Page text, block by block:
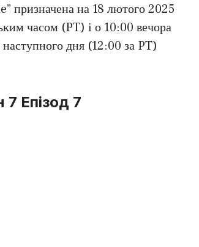
призначена на 18 лютого 2025
часом (PT) і о 10:00 вечора
дня (12:00 за PT)
Епізод 7